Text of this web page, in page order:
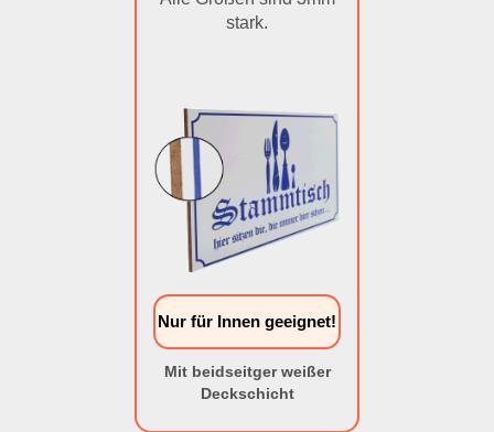
stark.
Nur für Innen geeignet!
Mit beidseitger weißer
Deckschicht